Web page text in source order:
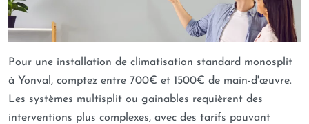
Pour une installation de climatisation standard monosplit
à Yonval, comptez entre 700€ et 1500€ de main-d'œuvre.
Les systèmes multisplit ou gainables requièrent des
interventions plus complexes, avec des tarifs pouvant